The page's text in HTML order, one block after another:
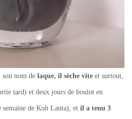
nom de laque, il sèche vite et surtout,
tard) et deux jours de boulot en
de Koh Lanta), et il a tenu 3